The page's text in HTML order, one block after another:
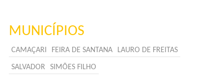
MUNICÍPIOS
CAMAÇARI FEIRA DE SANTANA LAURO DE FREITAS
SALVADOR SIMÕES FILHO